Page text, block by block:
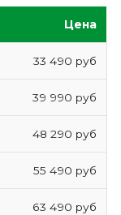
Цена
33 490 руб
39 990 руб
48 290 руб
55 490 руб
63 490 руб